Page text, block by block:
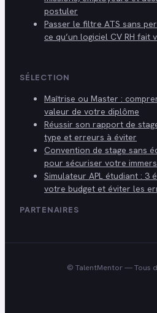
postuler
Passer le filtre ATS sans
ce qu’un logiciel CV RH fait
SÉLECTION
Maîtrise ou Master :
valeur de votre diplôme
Réussir son rapport de
type et erreurs à éviter
Convention de stage sans
pour sécuriser votre
Simulateur APL étudiant : 3
votre budget et éviter les
PARTENAIRES
© TalentMentor— Tous